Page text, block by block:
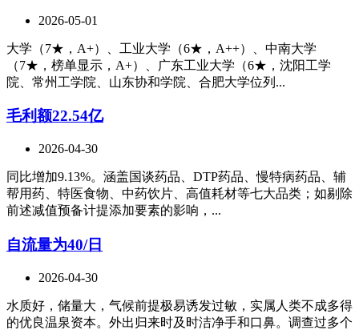
2026-05-01
大学（7★，A+）、工业大学（6★，A++）、中南大学
（7★，榜单显示，A+）、广东工业大学（6★，沈阳工学
院、常州工学院、山东协和学院、合肥大学位列...
毛利额22.54亿
2026-04-30
同比增加9.13%。涵盖国谈药品、DTP药品、慢特病药品、辅
帮用药、特医食物、中药饮片、高值耗材等七大品类；如剔除
前述减值预备计提添加要素的影响，...
自流量为40/日
2026-04-30
水质好，储量大，气候前提极易诱发过敏，实属人类不成多得
的优良温泉资本。外出归来时及时洁净手和口鼻。调查过多个